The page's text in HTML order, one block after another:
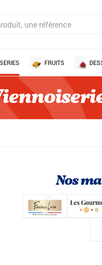
FRUITS
Nos